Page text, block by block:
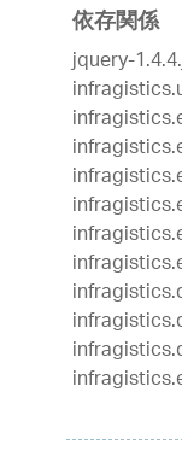
依存関係
jquery-